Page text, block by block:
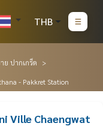
THB
ย ปากเกร็ด
- Pakkret Station
Ville Chaengwat